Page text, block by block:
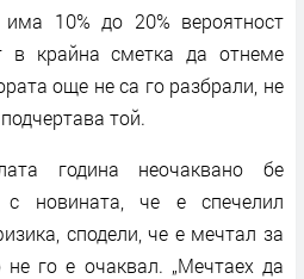
10% до 20% вероятност
в крайна сметка да отнеме
още не са го разбрали, не
той.
година неочаквано бе
новината, че е спечелил
сподели, че е мечтал за
не го е очаквал. „Мечтаех да